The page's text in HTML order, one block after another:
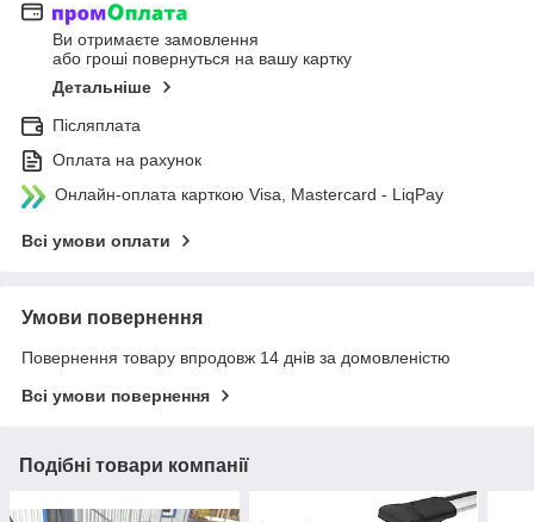
Ви отримаєте замовлення
або гроші повернуться на вашу картку
Детальніше
Післяплата
Оплата на рахунок
Онлайн-оплата карткою Visa, Mastercard - LiqPay
Всі умови оплати
Умови повернення
Повернення товару впродовж 14 днів за домовленістю
Всі умови повернення
Подібні товари компанії